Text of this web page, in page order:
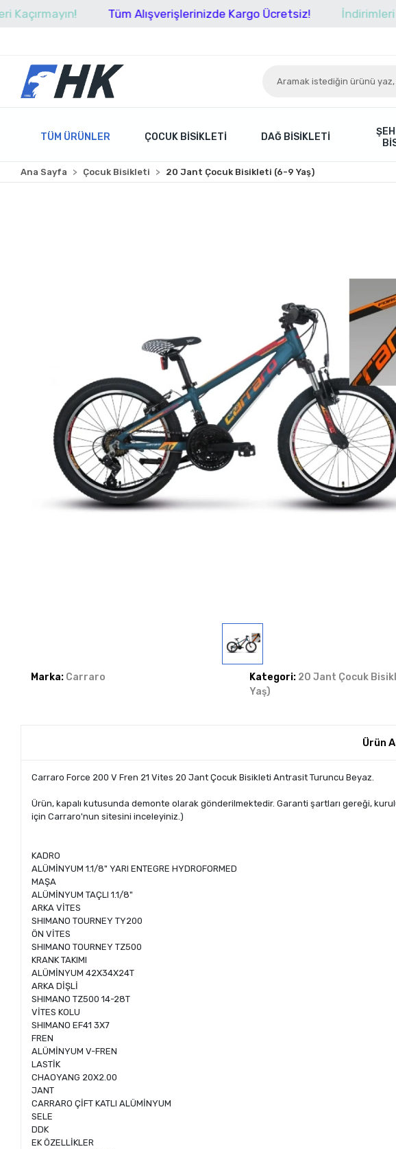
Tüm Alışverişlerinizde Kargo Ücretsiz! İndirimleri
TÜM ÜRÜNLER ÇOCUK BISIKLETI DAĞ BISIKLETI
Ana Sayfa Çocuk Bisikleti 20 Jant Çocuk Bisikleti (6-9 Yaş)
Marka: Carraro Kategori: 20 Jant Çocuk
Yaş)
Ürün
Carraro Force 200 V Fren 21 Vites 20 Jant Çocuk Bisikleti Antrasit Turuncu Beyaz.
Ürün, kapalı kutusunda demonte olarak gönderilmektedir. Garanti şartları gereği,
için Carraro'nun sitesini inceleyiniz.)
KADRO
ALÜMİNYUM 1.1/8" YARI ENTEGRE HYDROFORMED
MAŞA
ALÜMİNYUM TAÇLI 1.1/8"
ARKA VİTES
SHIMANO TOURNEY TY200
ÖN VİTES
SHIMANO TOURNEY TZ500
KRANK TAKIMI
ALÜMİNYUM 42X34X24T
ARKA DİŞLİ
SHIMANO TZ500 14-28T
VİTES KOLU
SHIMANO EF41 3X7
FREN
ALÜMİNYUM V-FREN
LASTİK
CHAOYANG 20X2.00
JANT
CARRARO ÇİFT KATLI ALÜMİNYUM
SELE
DDK
EK ÖZELLİKLER